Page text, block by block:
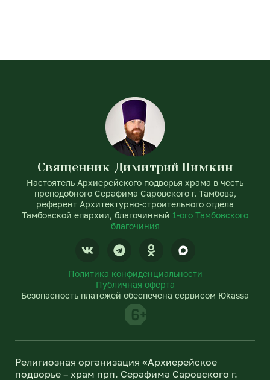
Священник Димитрий Пимкин
Настоятель Архиерейского подворья храма в честь
преподобного Серафима Саровского г. Тамбова,
референт Архитектурно-строительного отдела
Тамбовской епархии, благочинный 1-ого Тамбовского
благочиния
V
k
T
e
e
g
m
O
d
o
k
s
i
k
Политика конфиденциальности
Публичная оферта
Безопасность платежей обеспечена сервисом Юkassa
Религиозная организация «Архиерейское
подворье – храм прп. Серафима Саровского г.